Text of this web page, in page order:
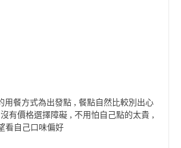
用餐方式為出發點 , 餐點自然比較別出心
有價格選擇障礙 , 不用怕自己點的太貴 ,
看自己口味偏好